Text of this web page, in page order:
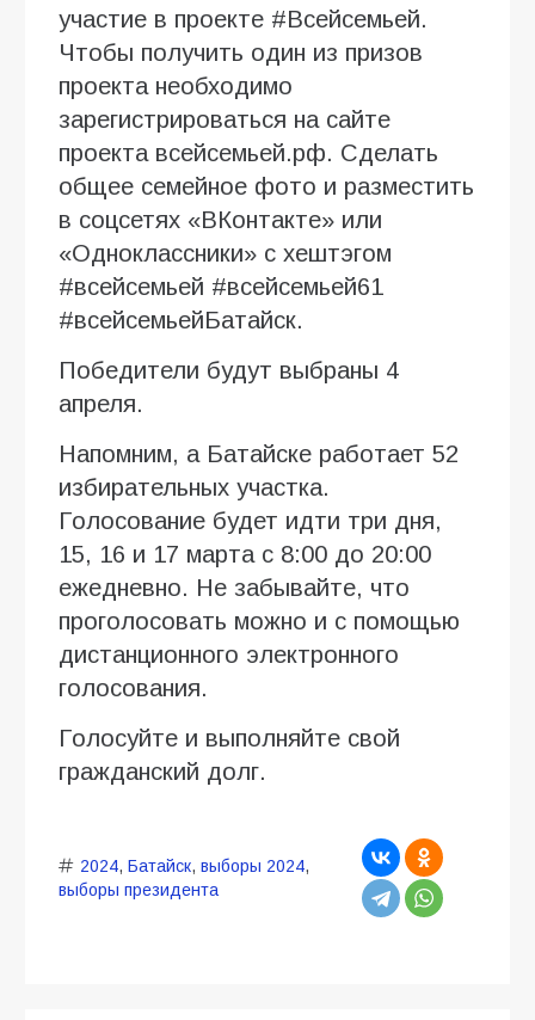
участие в проекте #Всейсемьей.
Чтобы получить один из призов
проекта необходимо
зарегистрироваться на сайте
проекта всейсемьей.рф. Сделать
общее семейное фото и разместить
в соцсетях «ВКонтакте» или
«Одноклассники» с хештэгом
#всейсемьей #всейсемьей61
#всейсемьейБатайск.
Победители будут выбраны 4
апреля.
Напомним, а Батайске работает 52
избирательных участка.
Голосование будет идти три дня,
15, 16 и 17 марта с 8:00 до 20:00
ежедневно. Не забывайте, что
проголосовать можно и с помощью
дистанционного электронного
голосования.
Голосуйте и выполняйте свой
гражданский долг.
2024, Батайск, выборы 2024,
выборы президента